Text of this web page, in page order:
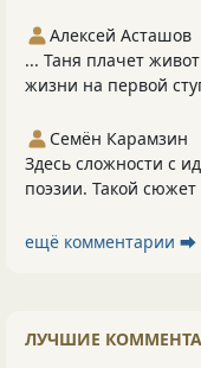
Алексей Асташов
... Таня плачет
жизни на первой
Семён Карамзин
Здесь сложности с
поэзии. Такой сюжет
ещё комментарии ⮕
ЛУЧШИЕ